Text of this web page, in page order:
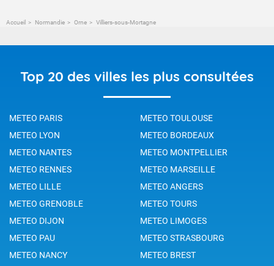
Accueil Normandie Orne Villiers-sous-Mortagne
Top 20 des villes les plus consultées
METEO PARIS
METEO TOULOUSE
METEO LYON
METEO BORDEAUX
METEO NANTES
METEO MONTPELLIER
METEO RENNES
METEO MARSEILLE
METEO LILLE
METEO ANGERS
METEO GRENOBLE
METEO TOURS
METEO DIJON
METEO LIMOGES
METEO PAU
METEO STRASBOURG
METEO NANCY
METEO BREST